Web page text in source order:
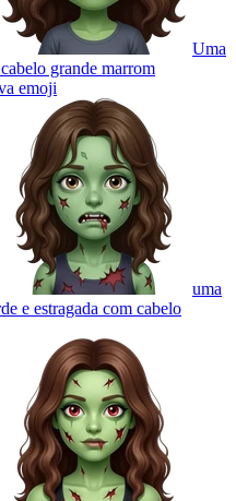
Uma
grande marrom
emoji
uma
e estragada com cabelo